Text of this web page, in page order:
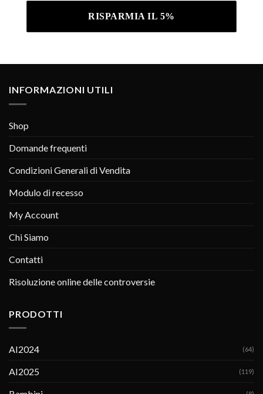
INFORMAZIONI UTILI
Shop
Domande frequenti
Condizioni Generali di Vendita
Modulo di recesso
My Account
Chi Siamo
Contatti
Risoluzione online delle controversie
PRODOTTI
AI2024 (64)
AI2025 (119)